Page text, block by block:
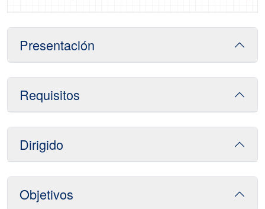
Presentación
Requisitos
Dirigido
Objetivos